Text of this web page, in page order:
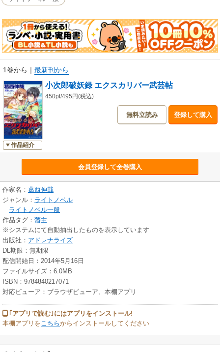
一方、密かに小倉に舞い戻った小次郎は、敵の襲撃を受ける。現れた敵
狙いは、小次郎の剣、エクスカリバーだった！
日本を第2のアルビオンにせんと企む大魔導師の率いる西洋妖怪たちに立
ち向かう、小次郎と武蔵の活躍を描く、ライトアクションノベル登場。
●葛西伸哉（かさい・しんや）
1965年、青森県生まれ。小説家として、ライトノベルと呼ばれる若者向け
の作品を中心に執筆。ファンタジー、ＳＦ、アクション、時代伝奇、学園
ものなど多様なジャンルを手がけ、極限状態でのシリアスな生と死を描い
たものからパロディ満載のコメディまで、作風の幅広さには定評がある。
著書は『エシィール黄金記』『アニレオン！』『パメラパムラの不思議な
一座』『だめあね』（以上ファミ通文庫）『ブレスレス・ハンター』『無
刃のイェーガー』『俺は天剣を掲げ／僕は飛竜と征く』（以上ＨＪ文庫）
『世界が終わる場所へ君をつれていく』『インポッシブル・ハイスクー
ファイブ』（以上ＧＡ文庫）ほか多数。
1巻から ｜ 最新刊から
作品紹介
小次郎破妖録 エクスカリバー武芸帖
450pt/495円(税込)
無料立読み 登録して購入
会員登録して全巻購入
作家名： 葛西伸哉
ジャンル： ライトノベル
ライトノベル一般
作品タグ： 藩主
※システムにて自動抽出したものを表示しています
出版社： アドレナライズ
DL期限：無期限
配信開始日：2014年5月16日
ファイルサイズ：6.0MB
ISBN：9784840217071
対応ビューア：ブラウザビューア、本棚アプリ
｢アプリで読む｣にはアプリをインストール!
本棚アプリをこちらからインストールしてください